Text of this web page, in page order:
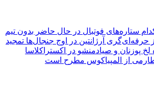
ستاره‌های فوتبال در حال حاضر بدون تیم
حرفه‌ای‌گری آرژانتین در اوج جنجال‌ها تمجید
لخ پوزنان و صیادمنشو در اکستراکلاسا
از المپیاکوس مطرح است